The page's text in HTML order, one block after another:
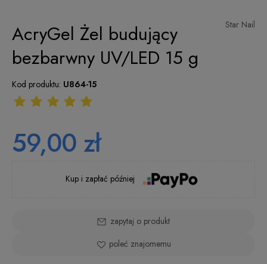
Star Nail
AcryGel Żel budujący
bezbarwny UV/LED 15 g
Kod produktu: U864-15
59,00 zł
Kup i zapłać później
zapytaj o produkt
poleć znajomemu